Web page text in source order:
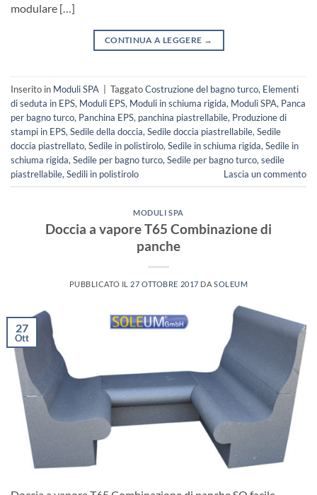
modulare […]
CONTINUA A LEGGERE →
Inserito in Moduli SPA | TaggatoCostruzione del bagno turco, Elementi
di seduta in EPS, Moduli EPS, Moduli in schiuma rigida, Moduli SPA, Panca
per bagno turco, Panchina EPS, panchina piastrellabile, Produzione di
stampi in EPS, Sedile della doccia, Sedile doccia piastrellabile, Sedile
doccia piastrellato, Sedile in polistirolo, Sedile in schiuma rigida, Sedile in
schiuma rigida, Sedile per bagno turco, Sedile per bagno turco, sedile
piastrellabile, Sedili in polistirolo Lascia un commento
MODULI SPA
Doccia a vapore T65 Combinazione di
panche
PUBBLICATO IL 27 OTTOBRE 2017 DASOLEUM
27
Ott